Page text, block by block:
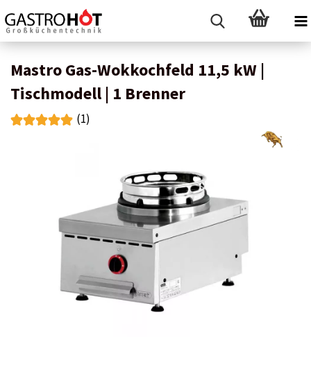
Mastro Gas-Wokkochfeld 11,5 kW |
Tischmodell | 1 Brenner
(1)